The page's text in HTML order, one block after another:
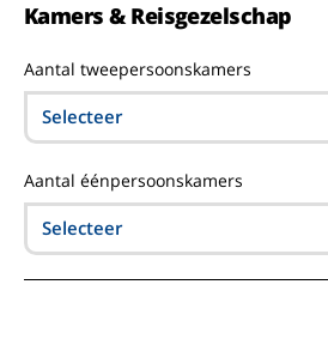
Kamers & Reisgezelschap
Aantal tweepersoonskamers
Selecteer
Aantal éénpersoonskamers
Selecteer